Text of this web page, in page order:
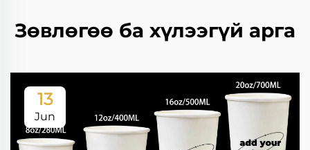
Зөвлөгөө ба хүлээгүй арга
13
Jun